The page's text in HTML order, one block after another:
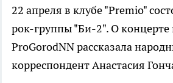
22 апреля в клубе "Premio"
рок-группы "Би-2". О концерте
ProGorodNN рассказала
корреспондент Анастасия